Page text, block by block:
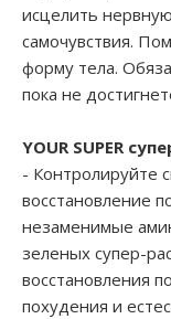
исцелить
самочувствия.
форму тела.
пока не
YOUR SUPER
- Контролируйте
восстановление
незаменимые
зеленых супер-
восстановления
похудения и